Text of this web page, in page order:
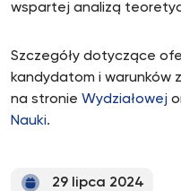
wspartej analizą
Szczegóły dotyczące
kandydatom i warunków
na stronie Wydziałowej
Nauki.
29 lipca 2024